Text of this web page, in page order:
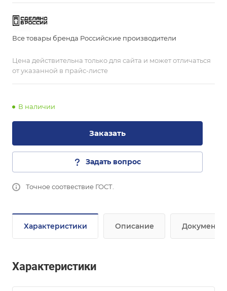
Все товары бренда Российские производители
Цена действительна только для сайта и может отличаться
от указанной в прайс-листе
В наличии
Заказать
Задать вопрос
Точное соотвествие ГОСТ.
Характеристики Описание Документы
Характеристики